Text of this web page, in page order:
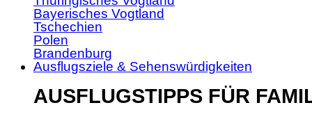
Bayerisches Vogtland
Tschechien
Polen
Brandenburg
Ausflugsziele & Sehenswürdigkeiten
AUSFLUGSTIPPS FÜR